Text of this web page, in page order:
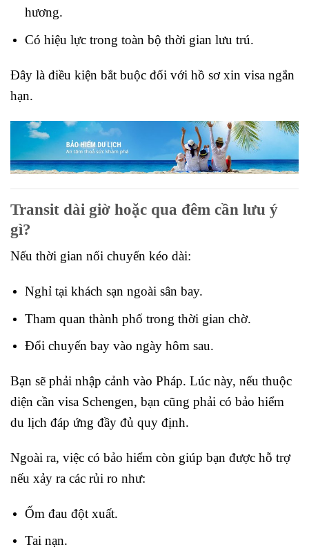
hương.
Có hiệu lực trong toàn bộ thời gian lưu trú.
Đây là điều kiện bắt buộc đối với hồ sơ xin visa ngắn
hạn.
Transit dài giờ hoặc qua đêm cần lưu ý
gì?
Nếu thời gian nối chuyến kéo dài:
Nghỉ tại khách sạn ngoài sân bay.
Tham quan thành phố trong thời gian chờ.
Đổi chuyến bay vào ngày hôm sau.
Bạn sẽ phải nhập cảnh vào Pháp. Lúc này, nếu thuộc
diện cần visa Schengen, bạn cũng phải có bảo hiểm
du lịch đáp ứng đầy đủ quy định.
Ngoài ra, việc có bảo hiểm còn giúp bạn được hỗ trợ
nếu xảy ra các rủi ro như:
Ốm đau đột xuất.
Tai nạn.